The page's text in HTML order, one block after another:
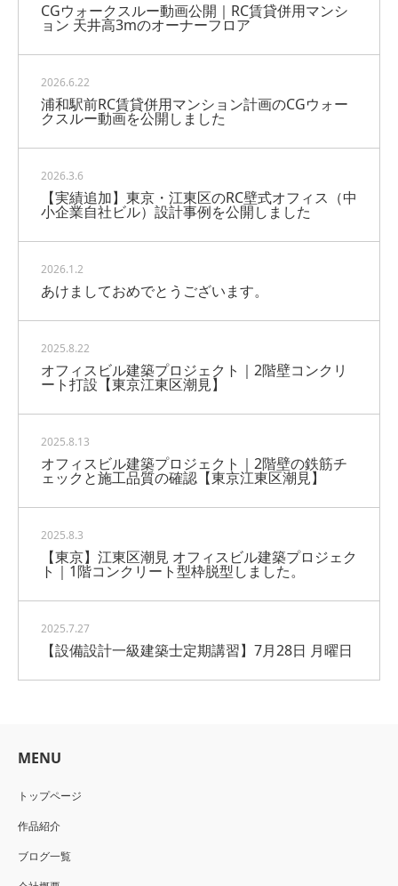
CGウォークスルー動画公開｜RC賃貸併用マンシ
ョン 天井高3mのオーナーフロア
2026.6.22
浦和駅前RC賃貸併用マンション計画のCGウォー
クスルー動画を公開しました
2026.3.6
【実績追加】東京・江東区のRC壁式オフィス（中
小企業自社ビル）設計事例を公開しました
2026.1.2
あけましておめでとうございます。
2025.8.22
オフィスビル建築プロジェクト｜2階壁コンクリ
ート打設【東京江東区潮見】
2025.8.13
オフィスビル建築プロジェクト｜2階壁の鉄筋チ
ェックと施工品質の確認【東京江東区潮見】
2025.8.3
【東京】江東区潮見 オフィスビル建築プロジェク
ト｜1階コンクリート型枠脱型しました。
2025.7.27
【設備設計一級建築士定期講習】7月28日 月曜日
MENU
トップページ
作品紹介
ブログ一覧